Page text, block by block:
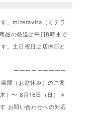
す。miteravita（ミテラ
品の発送は平日8時まで
。土日祝日は店休日と
。
ーーー
間（お盆休み）のご案
）〜 8月16日（日） ※
お問い合わせへの対応